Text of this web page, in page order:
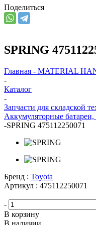
Поделиться
SPRING
Главная - MATERIAL
-
Каталог
-
Запчасти для складской
Аккумуляторные
-SPRING 475112250071
Бренд : Toyota
Артикул : 475112250071
-
В корзину
В наличии